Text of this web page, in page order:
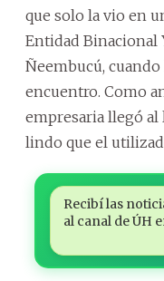
que solo la vio en
Entidad Binacional
Ñeembucú,
encuentro. Como
empresaria llegó
lindo que el
Recibí las
al canal de ÚH